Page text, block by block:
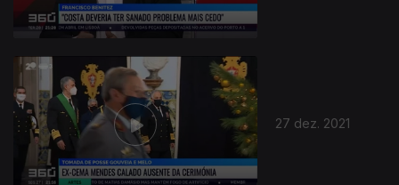
27 dez. 2021